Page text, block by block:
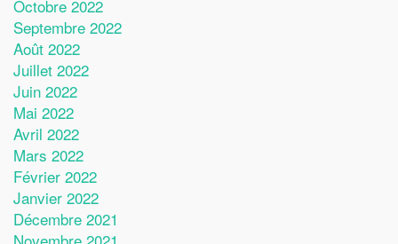
Octobre 2022
Septembre 2022
Août 2022
Juillet 2022
Juin 2022
Mai 2022
Avril 2022
Mars 2022
Février 2022
Janvier 2022
Décembre 2021